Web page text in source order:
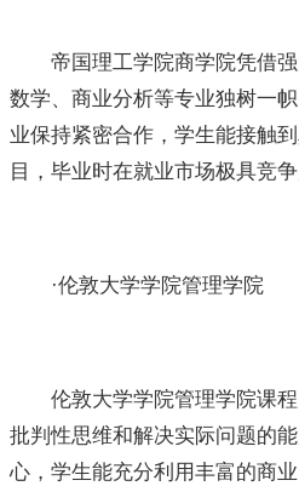
帝国理工学院商学院凭借强
数学、商业分析等专业独树一
业保持紧密合作，学生能接触
目，毕业时在就业市场极具竞争
·伦敦大学学院管理学院
伦敦大学学院管理学院课程
批判性思维和解决实际问题的
心，学生能充分利用丰富的商